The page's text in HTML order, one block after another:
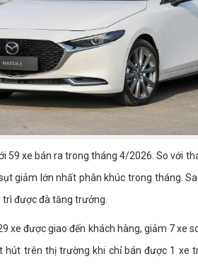
59 xe bán ra trong tháng 4/2026. So với
giảm lớn nhất phân khúc trong tháng.
trì được đà tăng trưởng.
xe được giao đến khách hàng, giảm 7 xe
hút trên thị trường khi chỉ bán được 1 xe